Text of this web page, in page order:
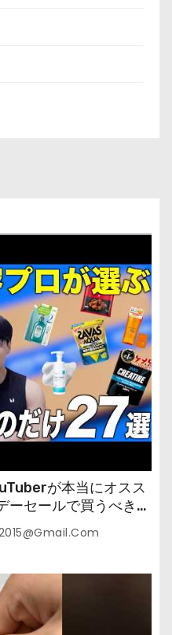
が本当にオスス
セールで買うべきも